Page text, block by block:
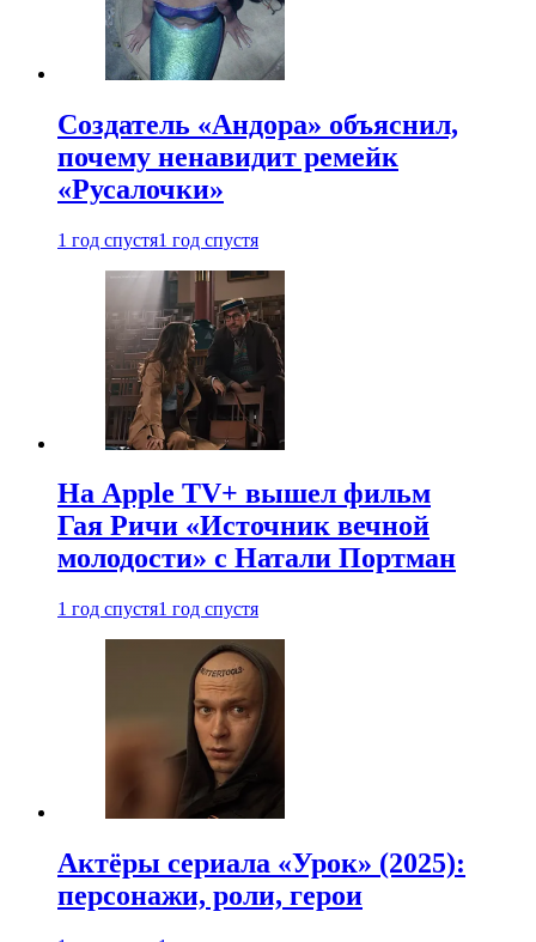
Создатель «Андора» объяснил,
почему ненавидит ремейк
«Русалочки»
1 год спустя1 год спустя
На Apple TV+ вышел фильм
Гая Ричи «Источник вечной
молодости» с Натали Портман
1 год спустя1 год спустя
Актёры сериала «Урок» (2025):
персонажи, роли, герои